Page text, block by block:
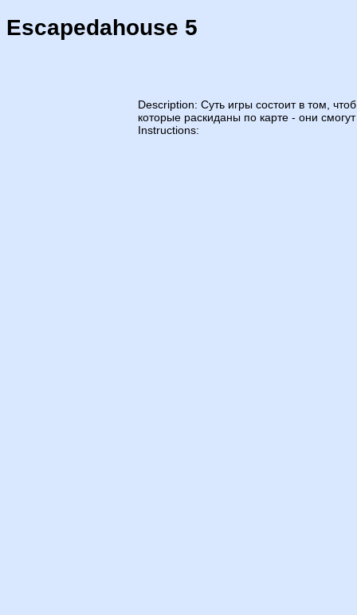
Escapedahouse 5
Description: Суть игры состоит в том,
которые раскиданы по карте - они
Instructions: